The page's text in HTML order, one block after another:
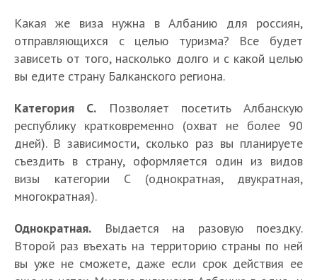
Какая же виза нужна в Албанию для россиян,
отправляющихся с целью туризма? Все будет
зависеть от того, насколько долго и с какой целью
вы едите страну Балканского региона.
Категория C. Позволяет посетить Албанскую
республику кратковременно (охват не более 90
дней). В зависимости, сколько раз вы планируете
съездить в страну, оформляется один из видов
визы категории C (однократная, двукратная,
многократная).
Однократная. Выдается на разовую поездку.
Второй раз въехать на территорию страны по ней
вы уже не сможете, даже если срок действия ее